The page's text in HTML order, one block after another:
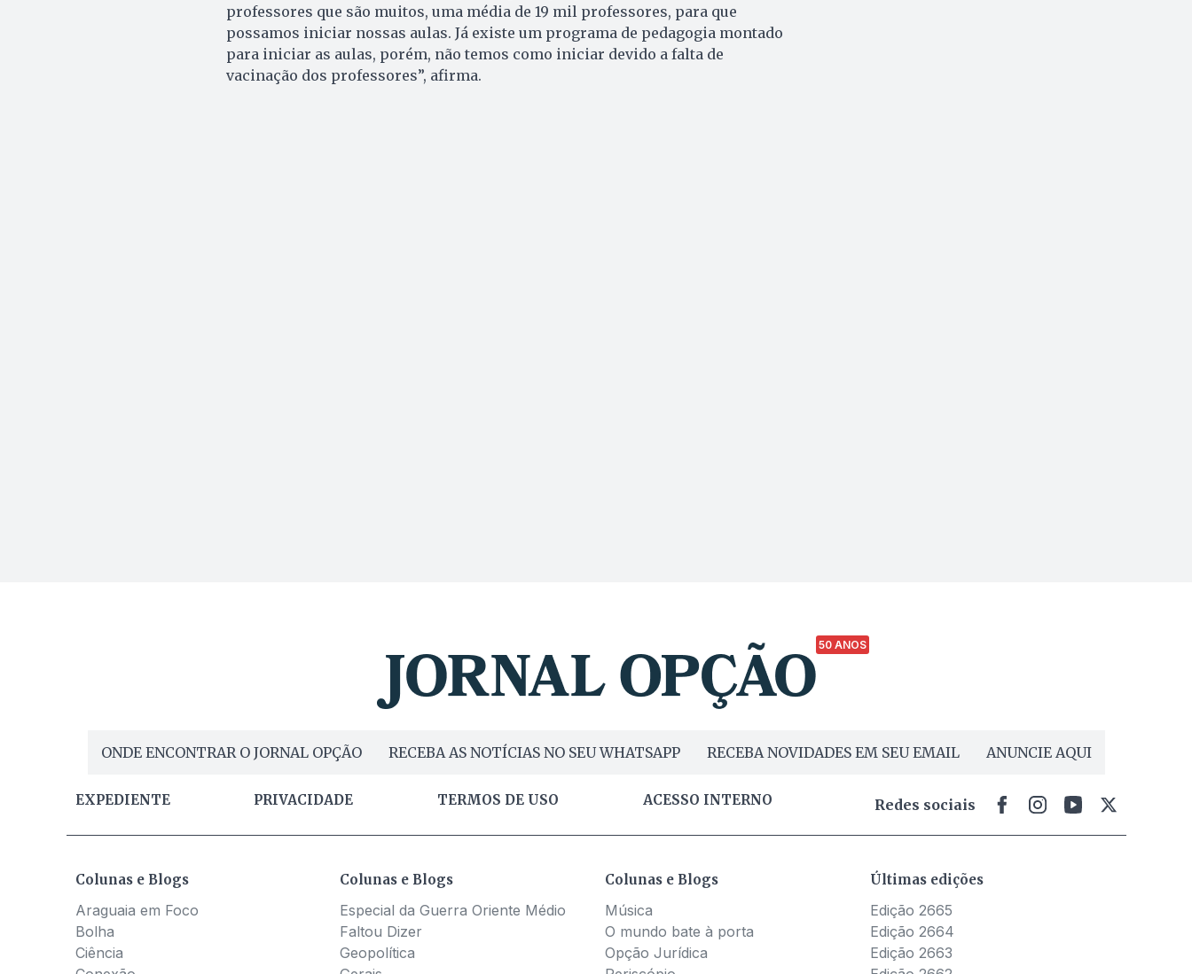
professores que são muitos, uma média de 19 mil professores, para que
possamos iniciar nossas aulas. Já existe um programa de pedagogia montado
para iniciar as aulas, porém, não temos como iniciar devido a falta de
vacinação dos professores”, afirma.
50 ANOS
ONDE ENCONTRAR O JORNAL OPÇÃO RECEBA AS NOTÍCIAS NO SEU WHATSAPP RECEBA NOVIDADES EM SEU EMAIL ANUNCIE AQUI
EXPEDIENTE PRIVACIDADE TERMOS DE USO ACESSO INTERNO Redes sociais
Colunas e Blogs
Araguaia em Foco
Bolha
Ciência
Colunas e Blogs
Especial da Guerra Oriente Médio
Faltou Dizer
Geopolítica
Colunas e Blogs
Música
O mundo bate à porta
Opção Jurídica
Últimas edições
Edição 2665
Edição 2664
Edição 2663